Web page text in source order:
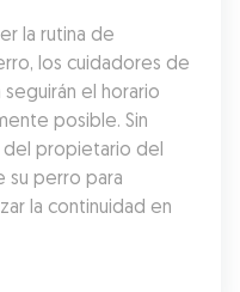
la rutina de
los cuidadores de
el horario
posible. Sin
del propietario del
su perro para
la continuidad en